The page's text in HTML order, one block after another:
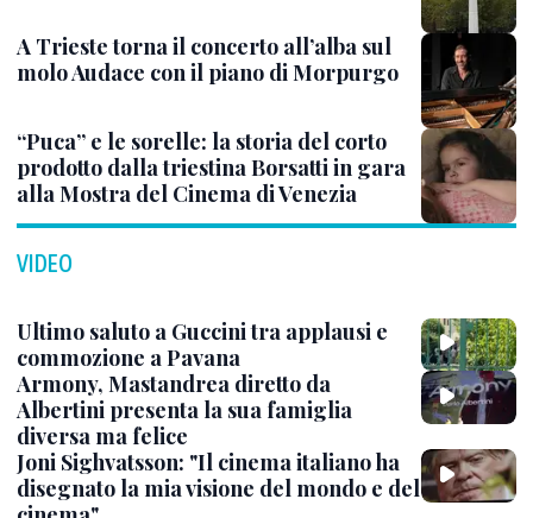
A Trieste torna il concerto all’alba sul
molo Audace con il piano di Morpurgo
“Puca” e le sorelle: la storia del corto
prodotto dalla triestina Borsatti in gara
alla Mostra del Cinema di Venezia
VIDEO
Ultimo saluto a Guccini tra applausi e
commozione a Pavana
Armony, Mastandrea diretto da
Albertini presenta la sua famiglia
diversa ma felice
Joni Sighvatsson: "Il cinema italiano ha
disegnato la mia visione del mondo e del